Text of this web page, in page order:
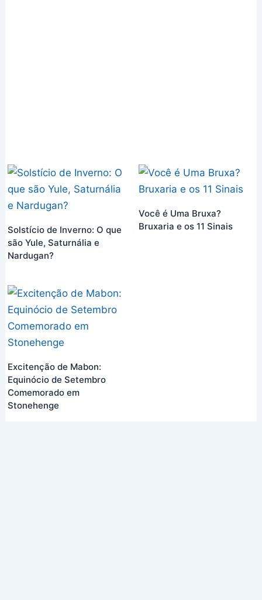
Solstício de Inverno: O que
são Yule, Saturnália e
Nardugan?
Você é Uma Bruxa?
Bruxaria e os 11 Sinais
Excitenção de Mabon:
Equinócio de Setembro
Comemorado em
Stonehenge